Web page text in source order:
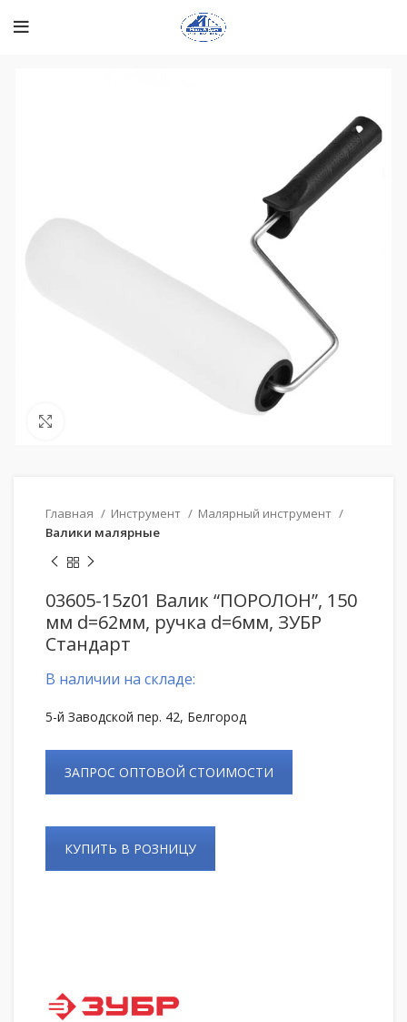
Главная Инструмент
Малярный инструмент
Валики малярные
03605-15z01 Валик “ПОРОЛОН”, 150
мм d=62мм, ручка d=6мм, ЗУБР
Стандарт
В наличии на складе:
5-й Заводской пер. 42, Белгород
ЗАПРОС ОПТОВОЙ СТОИМОСТИ
КУПИТЬ В РОЗНИЦУ